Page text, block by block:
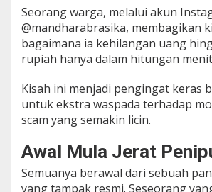
a
k
"
P
a
s
u
:
B
g
i
n
i
Seorang warga, melalui akun
@mandharabrasika, membagikan
bagaimana ia kehilangan uang
rupiah hanya dalam hitungan
Kisah ini menjadi pengingat keras
untuk ekstra waspada terhadap
scam yang semakin licin.
Awal Mula Jerat
Semuanya berawal dari sebuah
yang tampak resmi. Seseorang